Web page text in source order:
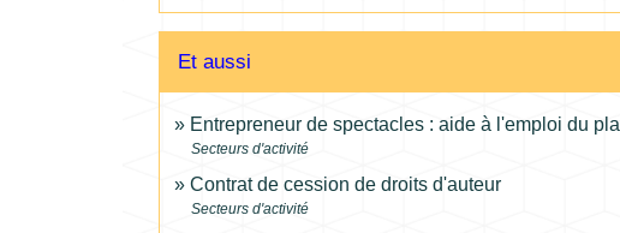
Et aussi
Entrepreneur de spectacles : aide à l'emploi du
Secteurs d'activité
Contrat de cession de droits d'auteur
Secteurs d'activité